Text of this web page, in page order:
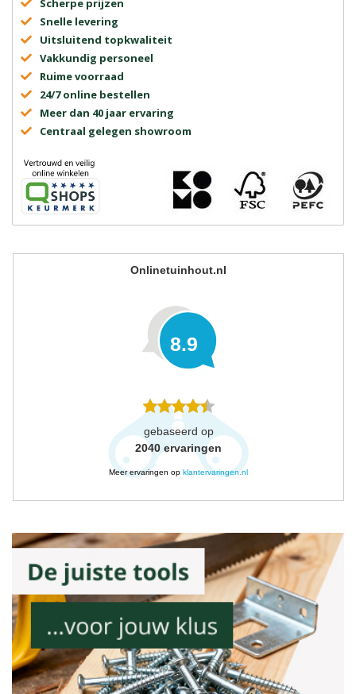
Scherpe prijzen
Snelle levering
Uitsluitend topkwaliteit
Vakkundig personeel
Ruime voorraad
24/7 online bestellen
Meer dan 40 jaar ervaring
Centraal gelegen showroom
Onlinetuinhout.nl
8.9
gebaseerd op
2040 ervaringen
Meer ervaringen op klantervaringen.nl